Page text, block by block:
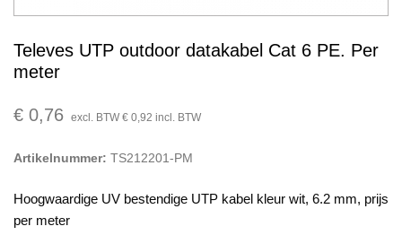
Televes UTP outdoor datakabel Cat 6 PE. Per
meter
€ 0,76 excl. BTW € 0,92 incl. BTW
Artikelnummer: TS212201-PM
Hoogwaardige UV bestendige UTP kabel kleur wit, 6.2 mm, prijs
per meter